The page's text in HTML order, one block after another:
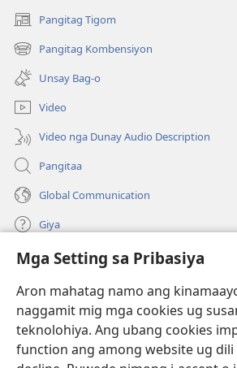
Mga Setting sa Pribasiya
Aron mahatag namo ang
naggamit mig mga cookies ug
teknolohiya. Ang ubang cookies
function ang among website ug
Pangitag Tigom
(mo-
open
ug
bag-
ong
window)
Pangitag Kombensiyon
(mo-
open
ug
bag-
ong
window)
Unsay Bag-o
Video
Video nga Dunay Audio Description
Pangitaa
Global Communication
Giya
Donasyon
(mo-
open
bag-
ong
window)
Watchtower ONLINE NGA LIBRARYA
(mo-
open
ug
bag-
JW Hub
(mo-